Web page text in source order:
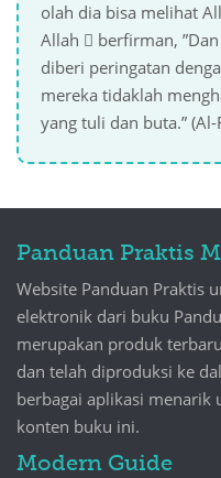
olah dia bisa melihat
Allah  berfirman,
diberi peringatan
mereka tidaklah
yang tuli dan buta.”
Panduan Praktis
Website Panduan Praktis
elektronik dari buku
merupakan produk
dan telah diproduksi ke
berbagai aplikasi menarik
konten buku ini.
Modern Guide